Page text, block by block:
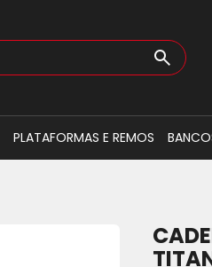
PLATAFORMAS E REMOS